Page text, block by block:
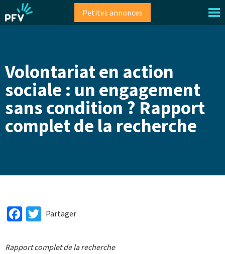
au
contenu
Petites annonces
Volontariat en action
sociale : un engagement
sans condition ? Rapport
complet de la recherche
FacebookTwitter
Partager
Rapport complet de la recherche